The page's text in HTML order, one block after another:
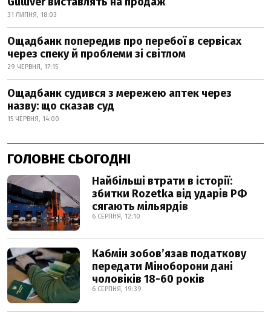
31 ЛИПНЯ, 18:03
Ощадбанк попередив про перебої в сервісах
через спеку й проблеми зі світлом
29 ЧЕРВНЯ, 17:15
Ощадбанк судився з мережею аптек через
назву: що сказав суд
15 ЧЕРВНЯ, 14:00
ГОЛОВНЕ СЬОГОДНІ
Найбільші втрати в історії:
збитки Rozetka від ударів РФ
сягають мільярдів
6 СЕРПНЯ, 12:10
Кабмін зобовʼязав податкову
передати Міноборони дані
чоловіків 18-60 років
6 СЕРПНЯ, 19:39